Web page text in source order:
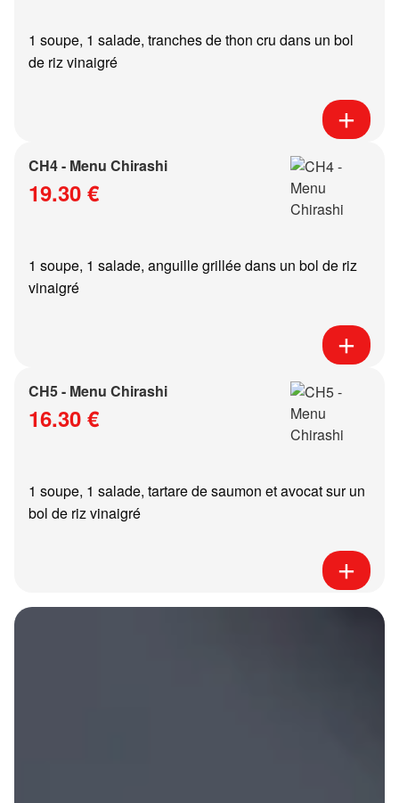
1 soupe, 1 salade, tranches de thon cru dans un bol
de riz vinaigré
CH4 - Menu Chirashi
19.30 €
1 soupe, 1 salade, anguille grillée dans un bol de riz
vinaigré
CH5 - Menu Chirashi
16.30 €
1 soupe, 1 salade, tartare de saumon et avocat sur un
bol de riz vinaigré